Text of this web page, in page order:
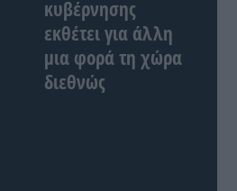
κυβέρνησης
εκθέτει για άλλη
μια φορά τη χώρα
διεθνώς